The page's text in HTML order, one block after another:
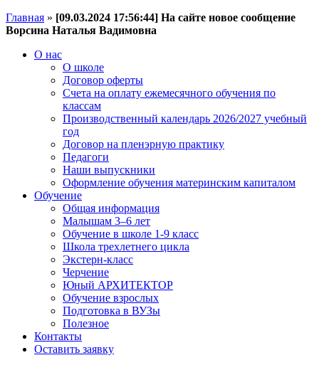
Главная » [09.03.2024 17:56:44] На сайте новое сообщение
Ворсина Наталья Вадимовна
О нас
О школе
Договор оферты
Счета на оплату ежемесячного обучения по
классам
Производственный календарь 2026/2027 учебный
год
Договор на пленэрную практику
Педагоги
Наши выпускники
Оформление обучения материнским капиталом
Обучение
Общая информация
Малышам 3–6 лет
Обучение в школе 1-9 класс
Школа трехлетнего цикла
Экстерн-класс
Черчение
Юный АРХИТЕКТОР
Обучение взрослых
Подготовка в ВУЗы
Полезное
Контакты
Оставить заявку